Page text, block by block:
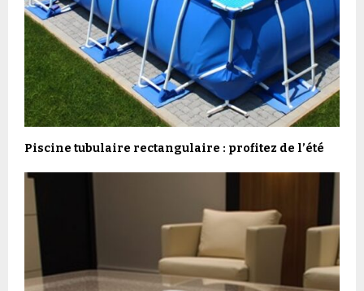
Piscine tubulaire rectangulaire : profitez de l’été